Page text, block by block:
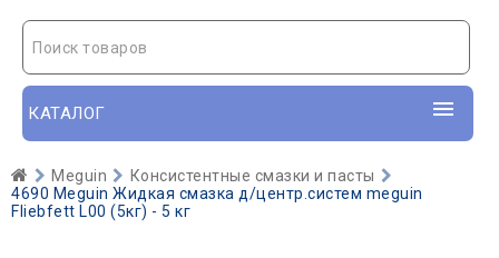
Поиск товаров
КАТАЛОГ
Meguin
Консистентные смазки и пасты
4690 Meguin Жидкая смазка д/центр.систем meguin
Fliebfett L00 (5кг) - 5 кг